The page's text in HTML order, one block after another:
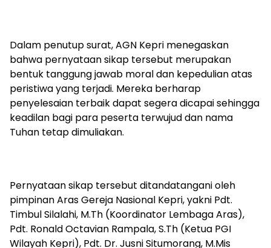
‎Dalam penutup surat, AGN Kepri menegaskan
bahwa pernyataan sikap tersebut merupakan
bentuk tanggung jawab moral dan kepedulian atas
peristiwa yang terjadi. Mereka berharap
penyelesaian terbaik dapat segera dicapai sehingga
keadilan bagi para peserta terwujud dan nama
Tuhan tetap dimuliakan.
‎Pernyataan sikap tersebut ditandatangani oleh
pimpinan Aras Gereja Nasional Kepri, yakni Pdt.
Timbul Silalahi, M.Th (Koordinator Lembaga Aras),
Pdt. Ronald Octavian Rampala, S.Th (Ketua PGI
Wilayah Kepri), Pdt. Dr. Jusni Situmorang, M.Mis